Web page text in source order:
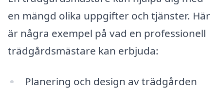
en mängd olika uppgifter och tjänster. Här
är några exempel på vad en professionell
trädgårdsmästare kan erbjuda:
Planering och design av trädgården